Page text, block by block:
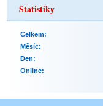
Statistiky
Online:
Celkem:
Měsíc:
Den: